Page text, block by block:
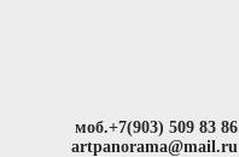
моб.+7(903) 509 83 86
artpanorama@mail.ru